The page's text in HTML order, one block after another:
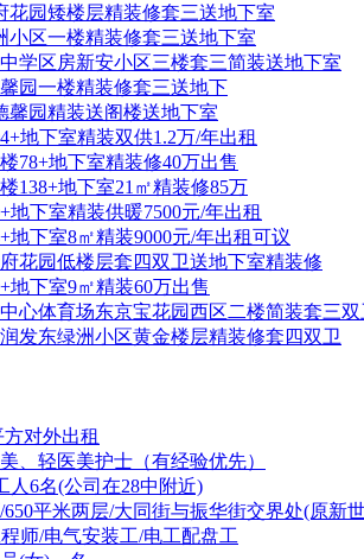
花园矮楼层精装修套三送地下室
小区一楼精装修套三送地下室
学区房新安小区三楼套三简装送地下室
园一楼精装修套三送地下
馨园精装送阁楼送地下室
地下室精装双供1.2万/年出租
78+地下室精装修40万出售
138+地下室21㎡精装修85万
地下室精装供暖7500元/年出租
地下室8㎡精装9000元/年出租可议
花园低楼层套四双卫送地下室精装修
地下室9㎡精装60万出售
心体育场东京宝花园西区二楼简装套三
发东绿洲小区黄金楼层精装修套四双卫
方对外出租
、轻医美护士（有经验优先）
人6名(公司在28中附近)
平米两层/大同街与振华街交界处(原新
师/电气安装工/电工配盘工